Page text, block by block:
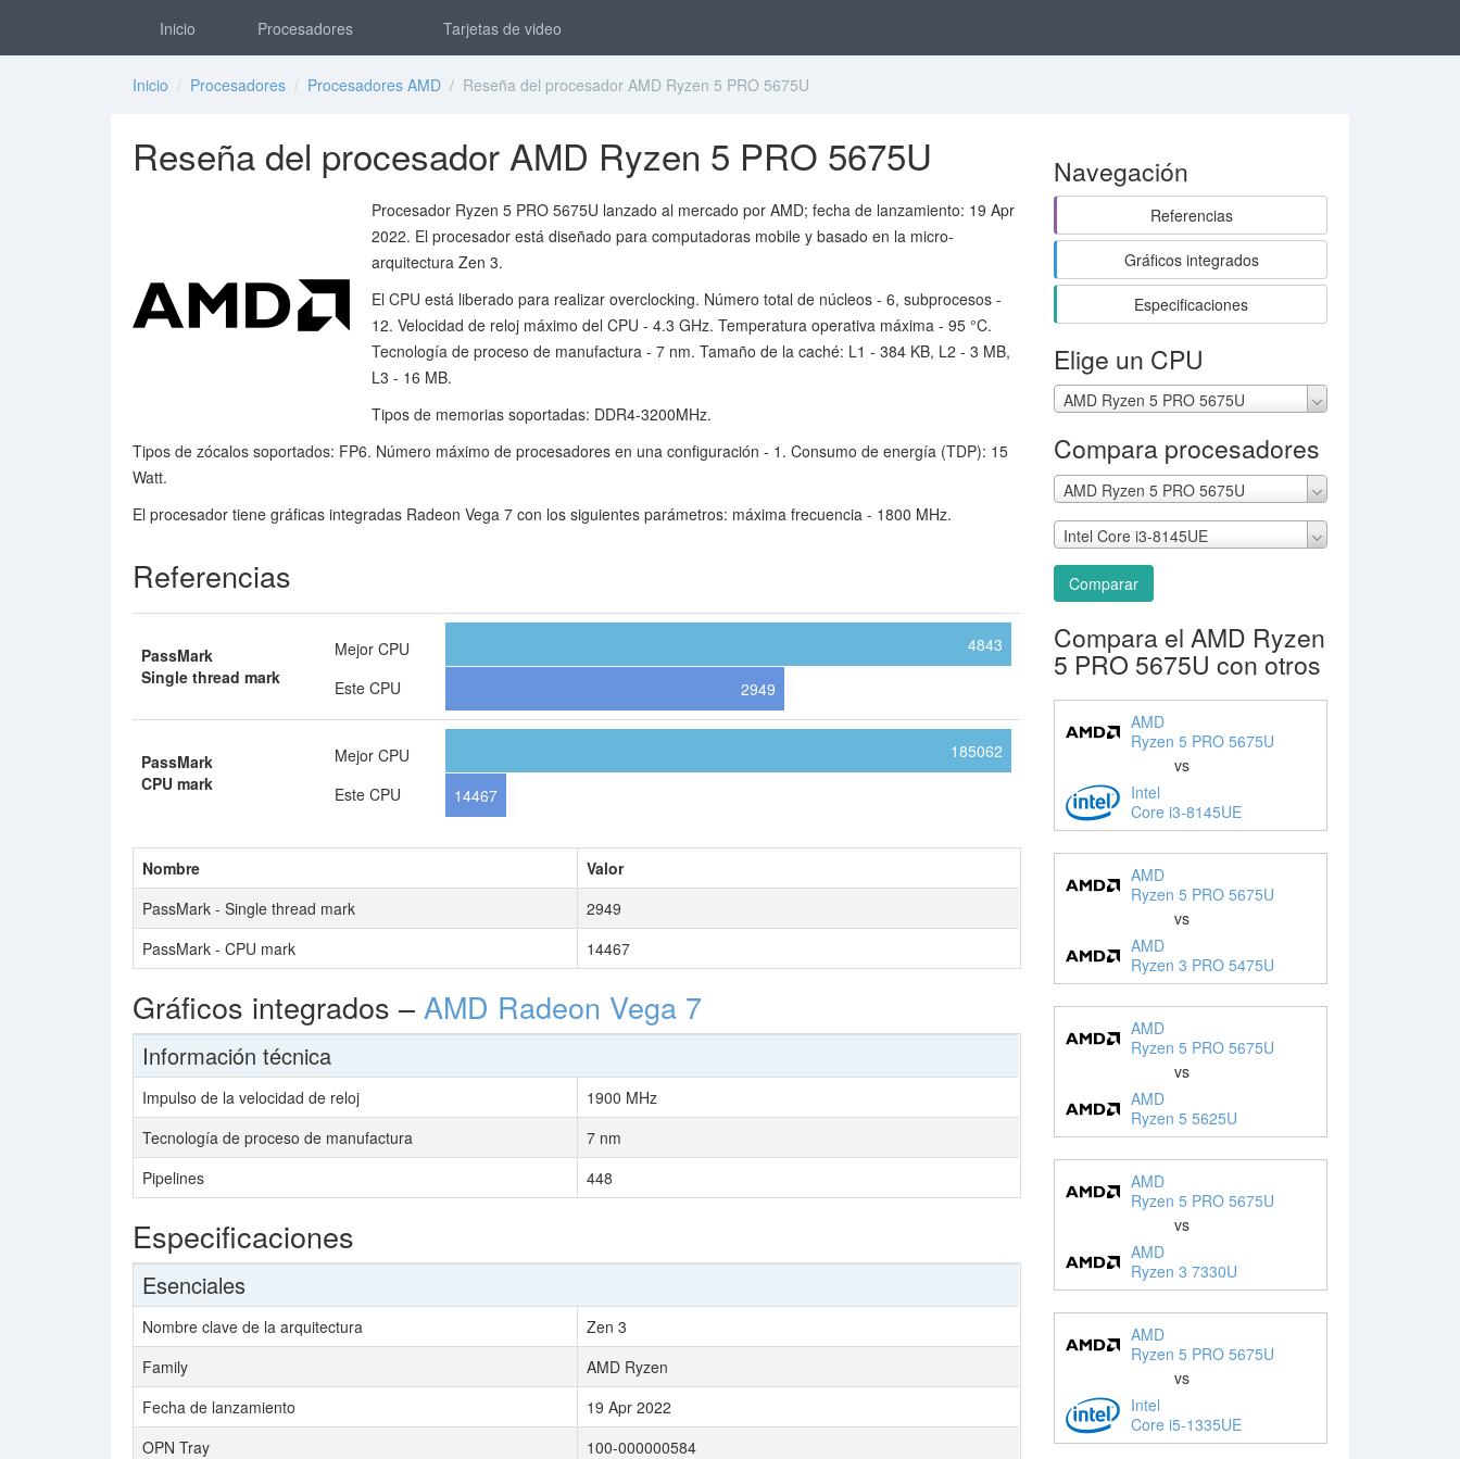
Inicio Procesadores Tarjetas de video
Inicio / Procesadores / Procesadores AMD / Reseña del procesador AMD Ryzen 5 PRO 5675U
Reseña del procesador AMD Ryzen 5 PRO 5675U
Procesador Ryzen 5 PRO 5675U lanzado al mercado por AMD; fecha de lanzamiento: 19 Apr
2022. El procesador está diseñado para computadoras mobile y basado en la micro-
arquitectura Zen 3.
El CPU está liberado para realizar overclocking. Número total de núcleos - 6, subprocesos -
12. Velocidad de reloj máximo del CPU - 4.3 GHz. Temperatura operativa máxima - 95 °C.
Tecnología de proceso de manufactura - 7 nm. Tamaño de la caché: L1 - 384 KB, L2 - 3 MB,
L3 - 16 MB.
Tipos de memorias soportadas: DDR4-3200MHz.
Tipos de zócalos soportados: FP6. Número máximo de procesadores en una configuración - 1. Consumo de energía (TDP): 15
Watt.
El procesador tiene gráficas integradas Radeon Vega 7 con los siguientes parámetros: máxima frecuencia - 1800 MHz.
Referencias
PassMark
Single thread mark
Mejor CPU
Este CPU
4843
2949
PassMark
CPU mark
Mejor CPU
Este CPU
185062
14467
Nombre
Valor
PassMark - Single thread mark
2949
PassMark - CPU mark
14467
Gráficos integrados – AMD Radeon Vega 7
Información técnica
Impulso de la velocidad de reloj
1900 MHz
Tecnología de proceso de manufactura
7 nm
Pipelines
448
Especificaciones
Esenciales
Nombre clave de la arquitectura
Zen 3
Family
AMD Ryzen
Fecha de lanzamiento
19 Apr 2022
OPN Tray
100-000000584
Navegación
Referencias
Gráficos integrados
Especificaciones
Elige un CPU
AMD Ryzen 5 PRO 5675U
Compara procesadores
AMD Ryzen 5 PRO 5675U
Intel Core i3-8145UE
Comparar
Compara el AMD Ryzen
5 PRO 5675U con otros
AMD
Ryzen 5 PRO 5675U
vs
Intel
Core i3-8145UE
AMD
Ryzen 5 PRO 5675U
vs
AMD
Ryzen 3 PRO 5475U
AMD
Ryzen 5 PRO 5675U
vs
AMD
Ryzen 5 5625U
AMD
Ryzen 5 PRO 5675U
vs
AMD
Ryzen 3 7330U
AMD
Ryzen 5 PRO 5675U
vs
Intel
Core i5-1335UE